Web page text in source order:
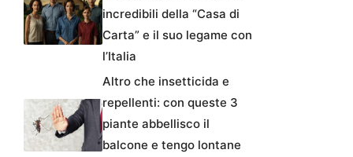
incredibili della “Casa di
Carta” e il suo legame con
l’Italia
Altro che insetticida e
repellenti: con queste 3
piante abbellisco il
balcone e tengo lontane